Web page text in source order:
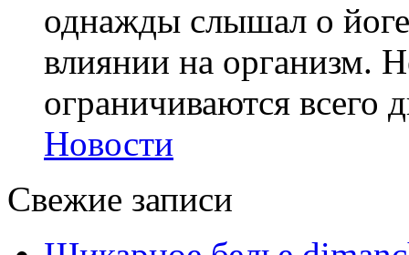
однажды слышал о
влиянии на организм.
ограничиваются всего
Новости
Свежие записи